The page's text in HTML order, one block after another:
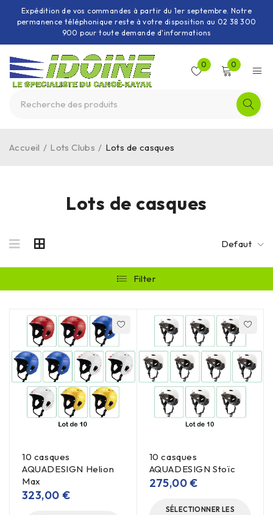
Expédition de vos commandes à partir du 1er septembre. Notre
permanence téléphonique reste à votre disposition au 02 38 300
900 pour toute demande d'informations
0 0
Lots de casques
Accueil / Lots Clubs / Lots de casques
Defaut
Filter
10 casques
AQUADESIGN Helion
Max
323,00 €
10 casques
AQUADESIGN Stoïc
275,00€
SÉLECTIONNER LES